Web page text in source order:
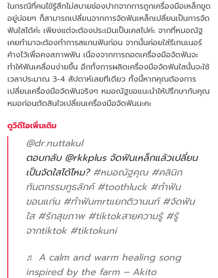
ในกรณีที่คนไข้รู้สึกไม่สบายช่องปากจากการถูกเครื่องมือเหล็กขูด
อยู่บ่อยๆ ก็สามารถเปลี่ยนจากการจัดฟันเหล็กเปลี่ยนเป็นการจัด
ฟันใสได้ค่ะ เพียงแต่จะต้องประเมินเป็นเคสไปค่ะ จากที่หมอณัฐ
เคยทำมาจะต้องทำการสแกนฟันก่อน จากนั้นค่อยใส่รีเทนเนอร์
ค้างไว้เพื่อคงสภาพฟัน เนื่องจากการถอดเครื่องมือจัดฟันจะ
ทำให้ฟันเคลื่อนง่ายขึ้น อีกทั้งการผลิตเครื่องมือจัดฟันใสนั้นจะใช้
เวลาประมาณ 3-4 สัปดาห์เลยทีเดียว ทั้งนี้หากคุณต้องการ
เปลี่ยนเครื่องมือจัดฟันจริงๆ หมอณัฐขอแนะนำให้ปรึกษากับคุณ
หมอก่อนตัดสินใจเปลี่ยนเครื่องมือจัดฟันนะคะ
ดูวิดีโอเพิ่มเติม
@dr.nuttakul
ตอบกลับ @rkkplus จัดฟันเหล็กแล้วเปลี่ยน
เป็นจัดใสได้ไหม? #หมอณัฐคุณ #คลินิก
ทันตกรรมทูธลักค์ #toothluck #ทําฟัน
ขอนแก่น #ทําฟันmrtแยกติวานนท์ #จัดฟัน
ใส #รักสุขภาพ #tiktokสายความรู้ #รู้
จากtiktok #tiktokuni
♬ A calm and warm healing song
inspired by the farm – Akito